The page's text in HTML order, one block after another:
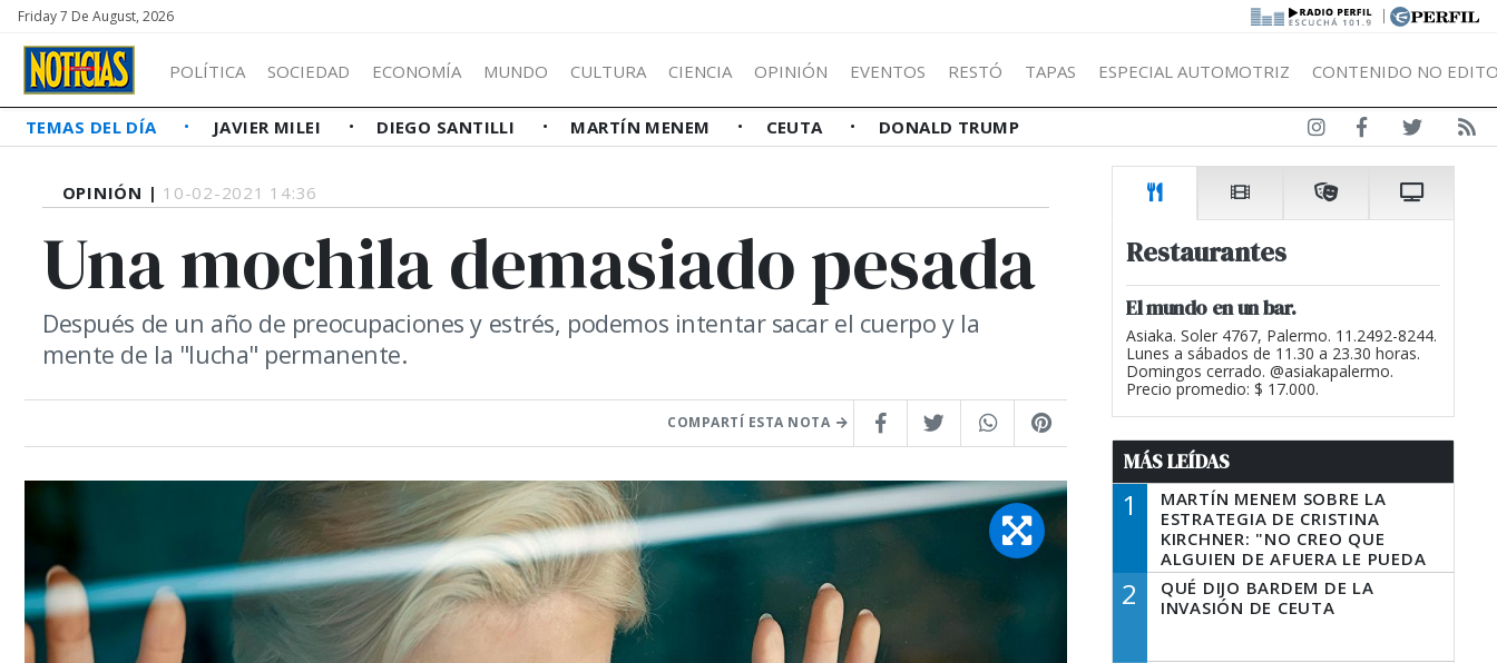
Friday 7 De August, 2026 |
POLÍTICA SOCIEDAD ECONOMÍA MUNDO CULTURA CIENCIA OPINIÓN EVENTOS RESTÓ TAPAS ESPECIAL AUTOMOTRIZ CONTENIDO NO
TEMAS DEL DÍA JAVIER MILEI DIEGO SANTILLI MARTÍN MENEM CEUTA DONALD TRUMP
OPINIÓN | 10-02-2021 14:36
Una mochila demasiado pesada
Después de un año de preocupaciones y estrés, podemos intentar sacar el cuerpo y la
mente de la "lucha" permanente.
COMPARTÍ ESTA NOTA
Restaurantes
El mundo en un bar.
Asiaka. Soler 4767, Palermo. 11.2492-8244.
Lunes a sábados de 11.30 a 23.30 horas.
Domingos cerrado. @asiakapalermo.
Precio promedio: $ 17.000.
MÁS LEÍDAS
1
MARTÍN MENEM SOBRE LA
ESTRATEGIA DE CRISTINA
KIRCHNER: "NO CREO QUE
ALGUIEN DE AFUERA LE PUEDA
DECIR A LA JUSTICIA LO QUE
TIENE QUE HACER"
2
QUÉ DIJO BARDEM DE LA
INVASIÓN DE CEUTA